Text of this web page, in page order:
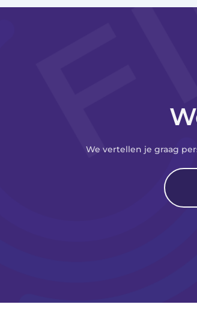
We vertellen je graag